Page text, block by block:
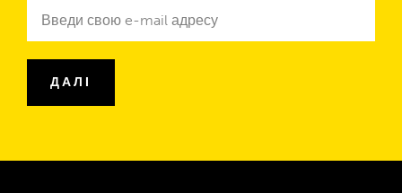
Ньюслетер
mail
ДАЛІ